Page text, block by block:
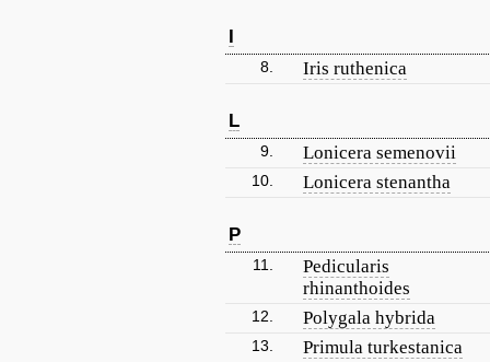
I
8. Iris ruthenica
L
9. Lonicera semenovii
10.
Lonicera stenantha
P
11.
Pedicularis
rhinanthoides
12. Polygala hybrida
13.
Primula turkestanica